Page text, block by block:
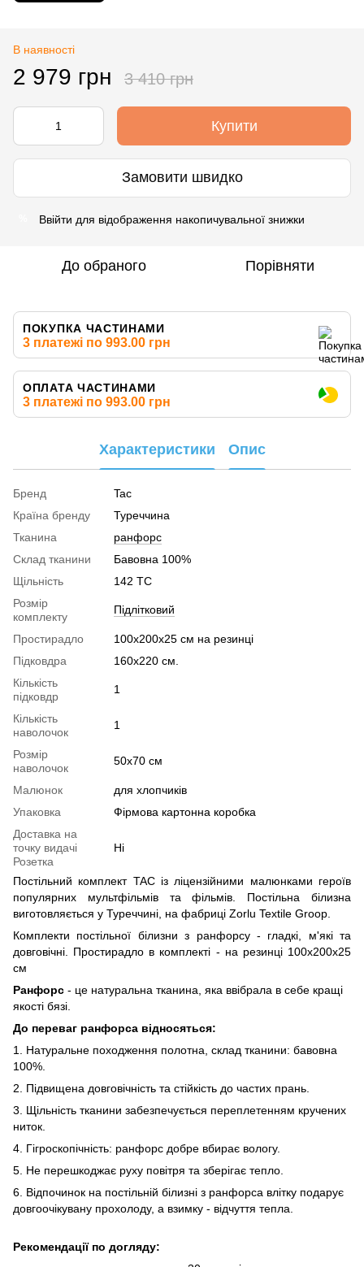
В наявності
2 979 грн 3 410 грн
Купити
Замовити швидко
Ввійти для відображення накопичувальної знижки
До обраного Порівняти
ПОКУПКА ЧАСТИНАМИ
3 платежі по 993.00 грн
ОПЛАТА ЧАСТИНАМИ
3 платежі по 993.00 грн
Характеристики Опис
Бренд
Tac
Країна бренду
Туреччина
Тканина
ранфорс
Склад тканини
Бавовна 100%
Щільність
142 TC
Розмір
комплекту
Підлітковий
Простирадло
100х200х25 см на резинці
Підковдра
160х220 см.
Кількість
підковдр
1
Кількість
наволочок
1
Розмір
наволочок
50х70 см
Малюнок
для хлопчиків
Упаковка
Фірмова картонна коробка
Доставка на
точку видачі
Розетка
Ні
Постільний комплект TAC із ліцензійними малюнками героїв
популярних мультфільмів та фільмів. Постільна білизна
виготовляється у Туреччині, на фабриці Zorlu Textile Groop.
Комплекти постільної білизни з ранфорсу - гладкі, м'які та
довговічні. Простирадло в комплекті - на резинці 100x200x25
см
Ранфорс - це натуральна тканина, яка ввібрала в себе кращі
якості бязі.
До переваг ранфорса відносяться:
1. Натуральне походження полотна, склад тканини: бавовна
100%.
2. Підвищена довговічність та стійкість до частих прань.
3. Щільність тканини забезпечується переплетенням кручених
ниток.
4. Гігроскопічність: ранфорс добре вбирає вологу.
5. Не перешкоджає руху повітря та зберігає тепло.
6. Відпочинок на постільній білизні з ранфорса влітку подарує
довгоочікувану прохолоду, а взимку - відчуття тепла.
Рекомендації по догляду: